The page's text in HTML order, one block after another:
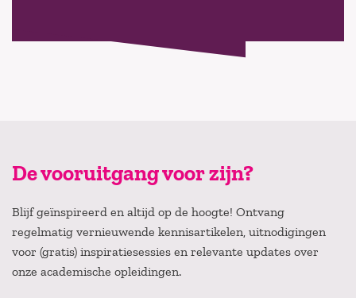
De vooruitgang voor zijn?
Blijf geïnspireerd en altijd op de hoogte! Ontvang
regelmatig vernieuwende kennisartikelen, uitnodigingen
voor (gratis) inspiratiesessies en relevante updates over
onze academische opleidingen.